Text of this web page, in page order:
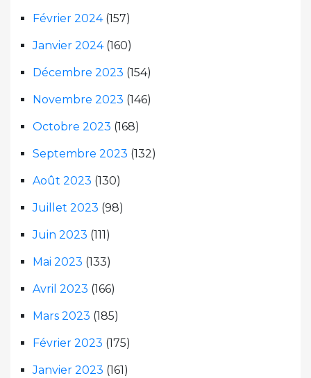
Février 2024(157)
Janvier 2024(160)
Décembre 2023 (154)
Novembre 2023 (146)
Octobre 2023 (168)
Septembre 2023 (132)
Août 2023 (130)
Juillet 2023 (98)
Juin 2023 (111)
Mai 2023 (133)
Avril 2023 (166)
Mars 2023 (185)
Février 2023 (175)
Janvier 2023 (161)